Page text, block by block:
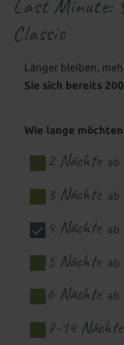
Familienwelt
Gutscheine
Babywelt
Baby 1&1
Wellness mit Baby
Kinderwelt
Kinder 1&1
Familienwelt
WASSERWELTEN
Indoor
Wasserpark
Babyschwimmbecken
Outdoor
Aussenpool
WELLNESS & SPA
Wellness für
Saunen Ruhe &
Adults only - Infinity-
Spa-
Für Kids & Teens
Last Minute:
Classic
Länger bleiben,
Sie sich bereits
Wie lange
2 Nächte ab
3 Nächte ab
4 Nächte ab
5 Nächte ab
6 Nächte ab
7-14 Nächte